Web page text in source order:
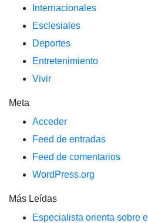
Internacionales
Esclesiales
Deportes
Entretenimiento
Vivir
Meta
Acceder
Feed de entradas
Feed de comentarios
WordPress.org
Más Leídas
Especialista orienta sobre